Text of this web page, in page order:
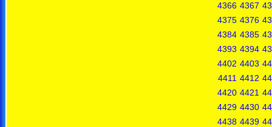
4366 4367
4375 4376
4384 4385
4393 4394
4402 4403
4411 4412
4420 4421
4429 4430
4438 4439